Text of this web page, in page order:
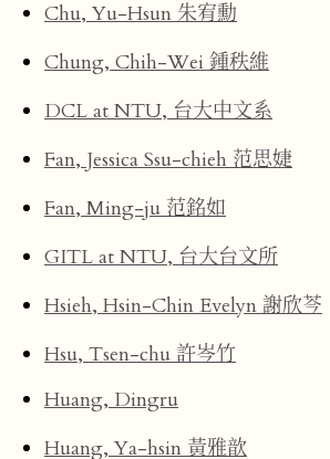
Chu, Yu-Hsun 朱宥勳
Chung, Chih-Wei 鍾秩維
DCL at NTU, 台大中文系
Fan, Jessica Ssu-chieh 范思婕
Fan, Ming-ju 范銘如
GITL at NTU, 台大台文所
Hsieh, Hsin-Chin Evelyn 謝欣芩
Hsu, Tsen-chu 許岑竹
Huang, Dingru
Huang, Ya-hsin 黃雅歆